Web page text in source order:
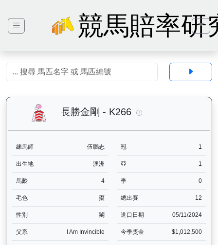
競馬賠率研
長勝金剛 - K266
練馬師 伍鵬志 冠 1
出生地 澳洲 亞 1
馬齡 4 季 0
毛色 棗 總出賽 12
性別 閹 進口日期 05/11/2024
父系 I Am Invincible 今季獎金 $1,012,500